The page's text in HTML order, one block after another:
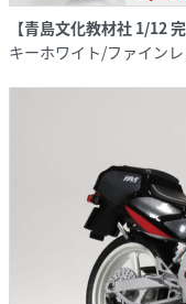
【青島文化教材社 1/12
キーホワイト/ファインレ